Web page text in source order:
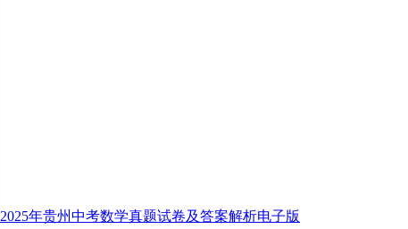
2025年贵州中考数学真题试卷及答案解析电子版